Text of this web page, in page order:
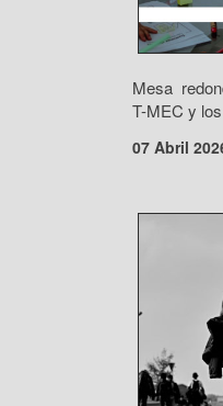
Mesa
T-MEC y
07 Abril